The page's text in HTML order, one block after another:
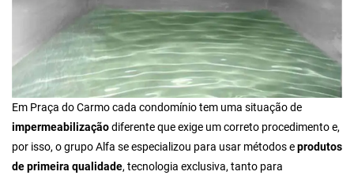
Em Praça do Carmo cada condomínio tem uma situação de
impermeabilizaçãodiferente que exige um correto procedimento e,
por isso, o grupo Alfa se especializou para usar métodos eprodutos
de primeira qualidade, tecnologia exclusiva, tanto para